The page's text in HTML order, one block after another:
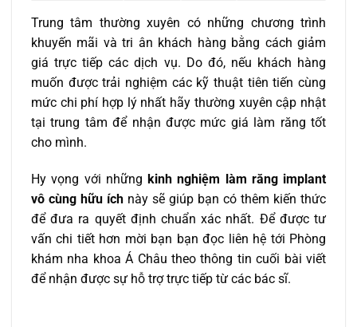
Trung tâm thường xuyên có những chương trình
khuyến mãi và tri ân khách hàng bằng cách giảm
giá trực tiếp các dịch vụ. Do đó, nếu khách hàng
muốn được trải nghiệm các kỹ thuật tiên tiến cùng
mức chi phí hợp lý nhất hãy thường xuyên cập nhật
tại trung tâm để nhận được mức giá làm răng tốt
cho mình.
Hy vọng với những kinh nghiệm làm răng implant
vô cùng hữu ích này sẽ giúp bạn có thêm kiến thức
để đưa ra quyết định chuẩn xác nhất. Để được tư
vấn chi tiết hơn mời bạn bạn đọc liên hệ tới Phòng
khám nha khoa Á Châu theo thông tin cuối bài viết
để nhận được sự hỗ trợ trực tiếp từ các bác sĩ.